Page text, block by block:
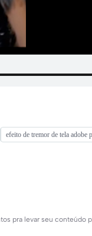
efeito de tremor de tela adobe
pra levar seu conteúdo